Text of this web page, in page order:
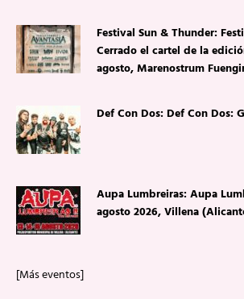
Festival Sun & Thunder:
Cerrado el cartel de la
agosto, Marenostrum
Def Con Dos: Def Con Dos:
Aupa Lumbreiras: Aupa
agosto 2026, Villena
[Más eventos]